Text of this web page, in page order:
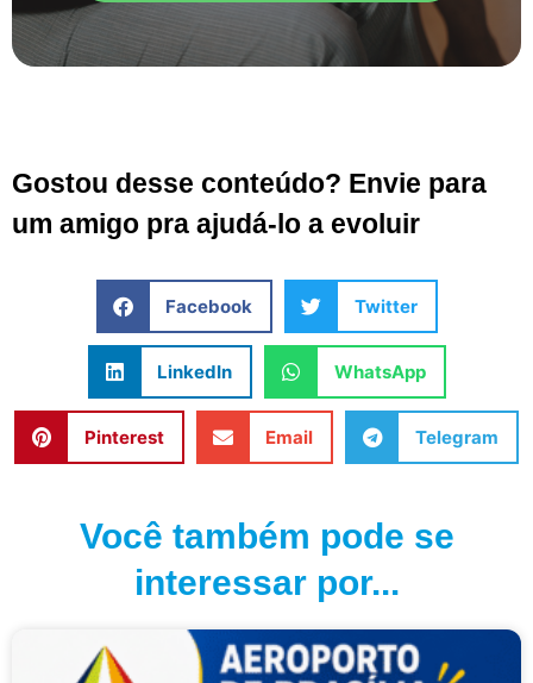
Gostou desse conteúdo? Envie para
um amigo pra ajudá-lo a evoluir
Facebook Twitter
LinkedIn WhatsApp
Pinterest Email Telegram
Você também pode se
interessar por...